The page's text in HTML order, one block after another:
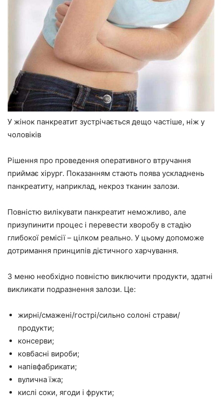
У жінок панкреатит зустрічається дещо частіше, ніж у
чоловіків
Рішення про проведення оперативного втручання
приймає хірург. Показанням стають поява ускладнень
панкреатиту, наприклад, некроз тканин залози.
Повністю вилікувати панкреатит неможливо, але
призупинити процес і перевести хворобу в стадію
глибокої ремісії – цілком реально. У цьому допоможе
дотримання принципів дієтичного харчування.
З меню необхідно повністю виключити продукти, здатні
викликати подразнення залози. Це:
жирні/смажені/гострі/сильно солоні страви/
продукти;
консерви;
ковбасні вироби;
напівфабрикати;
вулична їжа;
кислі соки, ягоди і фрукти;